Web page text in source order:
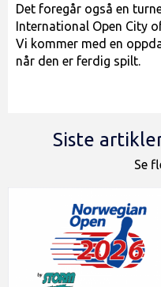
Det foregår også en
International Open City
Vi kommer med en
når den er ferdig spilt.
Siste
Se